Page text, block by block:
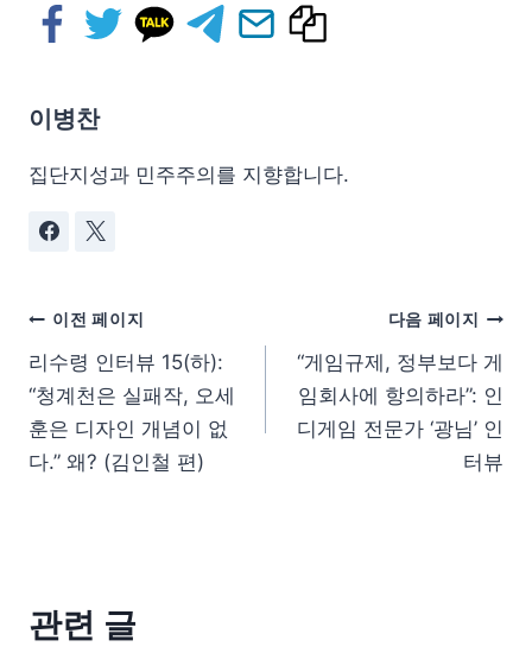
이병찬
집단지성과 민주주의를 지향합니다.
이전 페이지
리수령 인터뷰 15(하):
“청계천은 실패작, 오세
훈은 디자인 개념이 없
다.” 왜? (김인철 편)
다음 페이지
“게임규제, 정부보다 게
임회사에 항의하라”: 인
디게임 전문가 ‘광님’ 인
터뷰
관련 글